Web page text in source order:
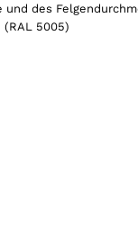
und des
(RAL 5005)